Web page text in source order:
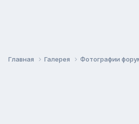
Главная Галерея Фотографии